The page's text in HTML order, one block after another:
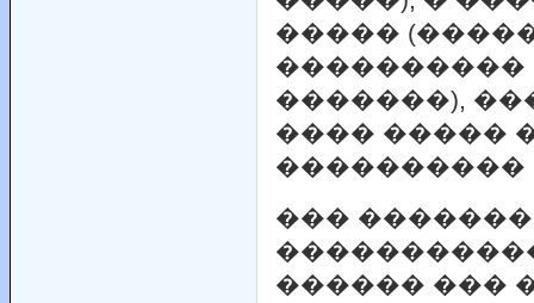
�����
����������
�������),
���� �����
����������
���
������ ���